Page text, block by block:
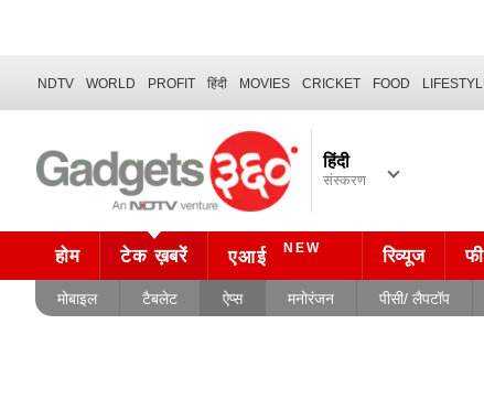
NDTV WORLD PROFIT हिंदी MOVIES CRICKET FOOD
हिंदी
संस्करण
होम टेक ख़बरें एआई NEW रिव्यूज
मोबाइल टैबलेट ऐप्स मनोरंजन पीसी/ लैपटॉप